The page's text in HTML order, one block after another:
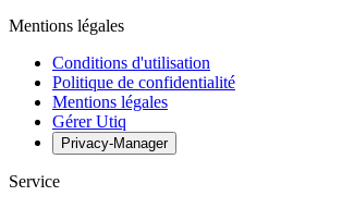
Mentions légales
Conditions d'utilisation
Politique de confidentialité
Mentions légales
Gérer Utiq
Privacy-Manager
Service